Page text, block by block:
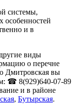
системы,
и в
виды
о перечне
Дмитровская вы
☎ 8(929)640-07-89
и в районе
, Бутырская.